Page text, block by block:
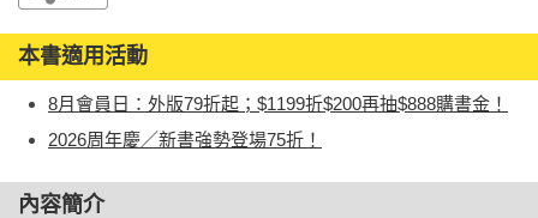
本書適用活動
8月會員日：外版79折起；$1199折$200再抽$888購書金！
2026周年慶／新書強勢登場75折！
內容簡介